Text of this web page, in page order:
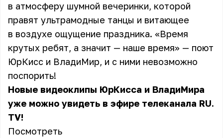
в атмосферу шумной вечеринки, которой
правят ультрамодные танцы и витающее
в воздухе ощущение праздника. «Время
крутых ребят, а значит — наше время» — поют
ЮрКисс и ВладиМир, и с ними невозможно
поспорить!
Новые видеоклипы ЮрКисса и ВладиМира
уже можно увидеть в эфире телеканала RU.
TV!
Посмотреть